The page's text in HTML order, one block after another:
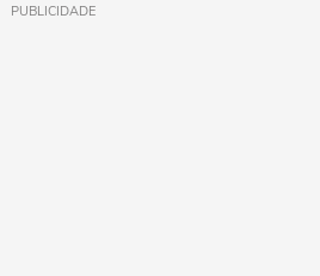
PUBLICIDADE